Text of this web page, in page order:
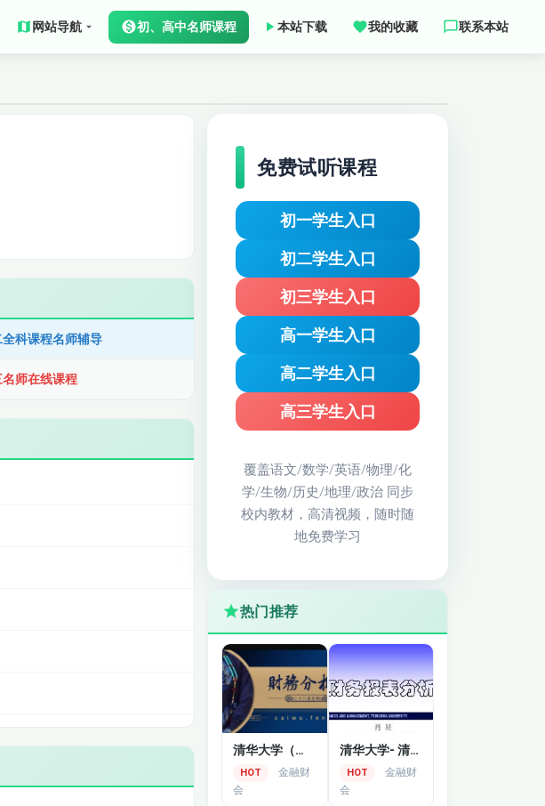
网站导航 初、高中名师课程 本站下载 我的收藏 联系本站
全科课程名师辅导
名师在线课程
免费试听课程
初一学生入口
初二学生入口
初三学生入口
高一学生入口
高二学生入口
高三学生入口
覆盖语文/数学/英语/物理/化
学/生物/历史/地理/政治 同步
校内教材，高清视频，随时随
地免费学习
热门推荐
清华大学（肖星）：《财务分析与决策教学》
HOT
金融财
会
清华大学- 清华大学-财务分析与估值精品课
HOT
金融财
会